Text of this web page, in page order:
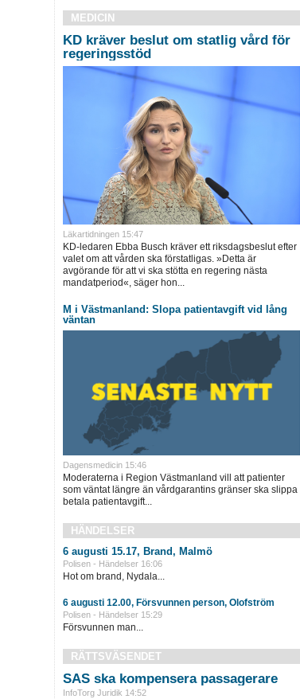
MEDICIN
KD kräver beslut om statlig vård för
regeringsstöd
Läkartidningen 15:47
KD-ledaren Ebba Busch kräver ett riksdagsbeslut efter
valet om att vården ska förstatligas. »Detta är
avgörande för att vi ska stötta en regering nästa
mandatperiod«, säger hon...
M i Västmanland: Slopa patientavgift vid lång
väntan
Dagensmedicin 15:46
Moderaterna i Region Västmanland vill att patienter
som väntat längre än vårdgarantins gränser ska slippa
betala patientavgift...
HÄNDELSER
6 augusti 15.17, Brand, Malmö
Polisen - Händelser 16:06
Hot om brand, Nydala...
6 augusti 12.00, Försvunnen person, Olofström
Polisen - Händelser 15:29
Försvunnen man...
RÄTTSVÄSENDET
SAS ska kompensera passagerare
InfoTorg Juridik 14:52